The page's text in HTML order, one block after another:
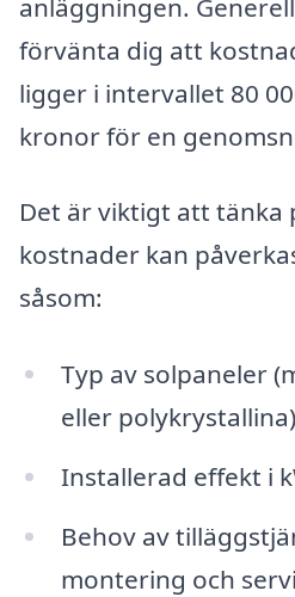
anläggningen.
förvänta dig att
ligger i intervallet 80
kronor för en
Det är viktigt att tänka
kostnader kan
såsom:
Typ av solpaneler
eller polykrystallina)
Installerad effekt i
Behov av
montering och